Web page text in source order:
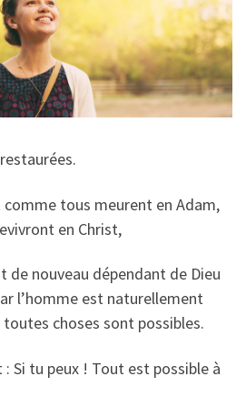
comme tous meurent en Adam,
en Christ,
de nouveau dépendant de Dieu
l’homme est naturellement
choses sont possibles.
: Si tu peux ! Tout est possible à